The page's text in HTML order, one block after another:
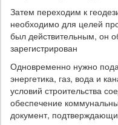
Затем переходим к
необходимо для целей
был действительным, он
зарегистрирован
Одновременно нужно
энергетика, газ, вода и
условий строительства
обеспечение
документ,